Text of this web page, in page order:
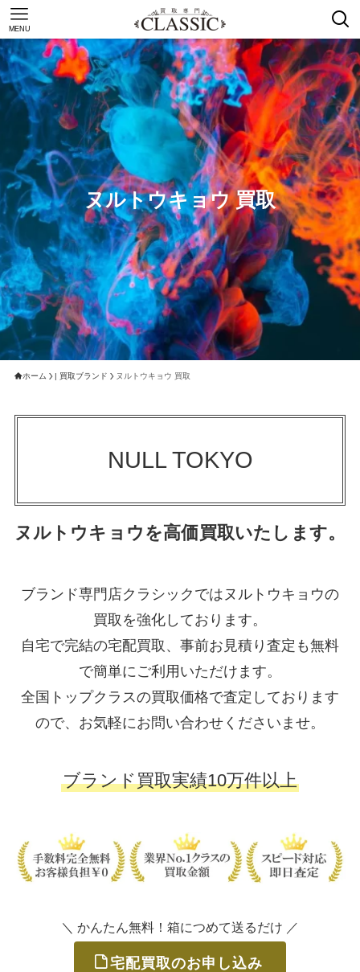
MENU
ヌルトウキョウ 買取
ホーム | 買取ブランド ヌルトウキョウ 買取
NULL TOKYO
ヌルトウキョウを高価買取いたします。
ブランド専門店クラシックではヌルトウキョウの
買取を強化しております。
自宅で完結の宅配買取、事前お見積り査定も無料
で簡単にご利用いただけます。
全国トップクラスの買取価格で査定しております
ので、お気軽にお問い合わせくださいませ。
ブランド買取実績10万件以上
＼ かんたん無料！箱につめて送るだけ ／
宅配買取のお申し込み